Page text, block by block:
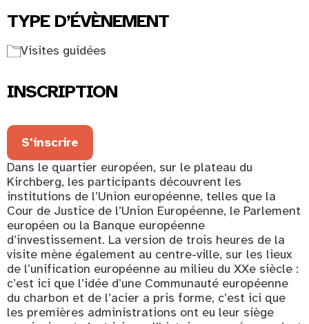
TYPE D’ÉVÈNEMENT
Visites guidées
INSCRIPTION
S'inscrire
Dans le quartier européen, sur le plateau du
Kirchberg, les participants découvrent les
institutions de l’Union européenne, telles que la
Cour de Justice de l’Union Européenne, le Parlement
européen ou la Banque européenne
d’investissement. La version de trois heures de la
visite mène également au centre-ville, sur les lieux
de l’unification européenne au milieu du XXe siècle :
c’est ici que l’idée d’une Communauté européenne
du charbon et de l’acier a pris forme, c’est ici que
les premières administrations ont eu leur siège